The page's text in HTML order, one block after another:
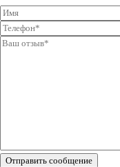
Отправить сообщение